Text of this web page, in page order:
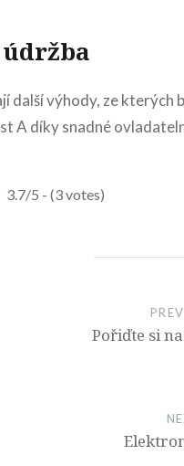
další výhody, ze kterých
A díky snadné
3.7/5 - (3 votes)
Pořiďte si